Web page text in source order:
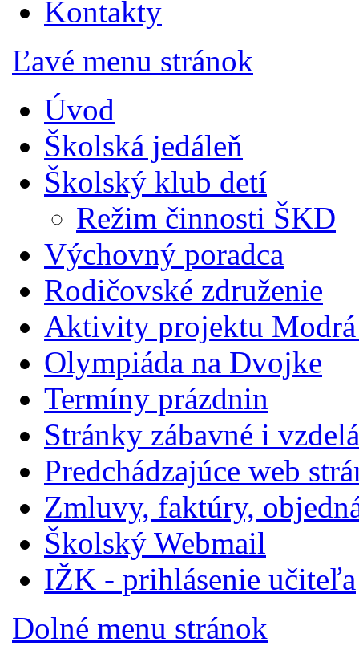
Kontakty
Ľavé menu stránok
Úvod
Školská jedáleň
Školský klub detí
Režim činnosti ŠKD
Výchovný poradca
Rodičovské združenie
Aktivity projektu
Olympiáda na Dvojke
Termíny prázdnin
Stránky zábavné i
Predchádzajúce web
Zmluvy, faktúry,
Školský Webmail
IŽK - prihlásenie učiteľa
Dolné menu stránok